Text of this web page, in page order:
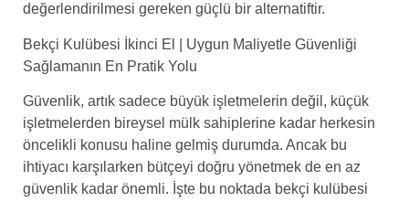
değerlendirilmesi gereken güçlü bir alternatiftir.
Bekçi Kulübesi İkinci El | Uygun Maliyetle Güvenliği
Sağlamanın En Pratik Yolu
Güvenlik, artık sadece büyük işletmelerin değil, küçük
işletmelerden bireysel mülk sahiplerine kadar herkesin
öncelikli konusu haline gelmiş durumda. Ancak bu
ihtiyacı karşılarken bütçeyi doğru yönetmek de en az
güvenlik kadar önemli. İşte bu noktada bekçi kulübesi